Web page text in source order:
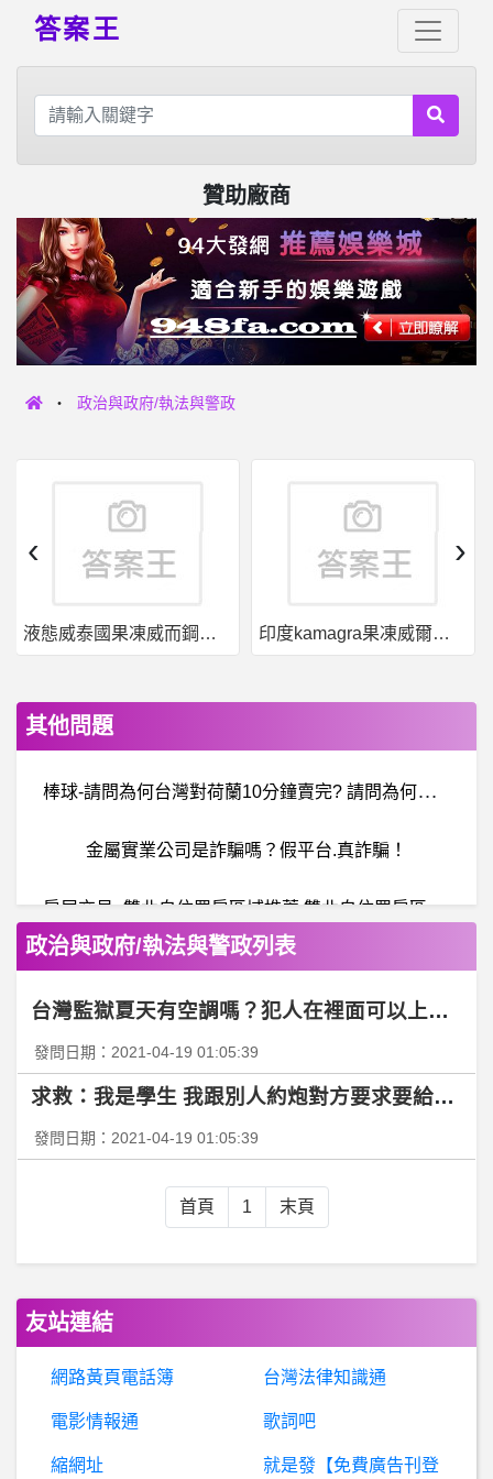
答案王
贊助廠商
政治與政府/執法與警政
液態威泰國果凍威而鋼哪裡買 印度kamagra果凍威爾剛用於治療男性勃起功能障礙
‹ ›
其他問題
棒
球-請問為何台灣對荷蘭10分鐘賣完? 請問為何台灣對荷蘭10分鐘賣完?
金屬實業公司是詐騙嗎？假平台.真詐騙！
房
屋交易- 雙北自住買房區域推薦 雙北自住買房區域推薦
科
技人- 該怎麼跟俄羅斯同事聊天 該怎麼跟俄羅斯同事聊天
BaseballXXXX- 馬傑森 馬傑森
B
aseballXXXX- 大餅實驗室會在中華隊開張嗎? 大餅實驗室會在中華隊開張嗎?
電腦入門- chrome 能否將彈出視窗改成分頁
BaseballXXXX- 邦二 邦二
BaseballXXXX- 陳重羽 陳重羽
政治與政府/執法與警政列表
台灣監獄夏天有空調嗎？犯人在裡面可以上大學
發問日期：2021-04-19 01:05:39
求救：我是學生 我跟別人約炮對方要求要給他一
發問日期：2021-04-19 01:05:39
首頁 1 末頁
友站連結
網路黃頁電話簿 台灣法律知識通
電影情報通 歌詞吧
縮網址 就是發【免費廣告刊登